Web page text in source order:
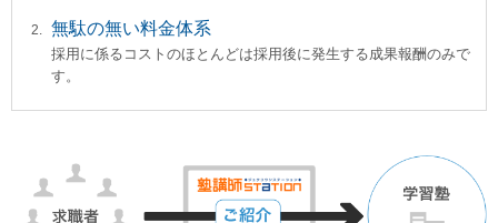
無駄の無い料金体系
採用に係るコストのほとんどは採用後に発生する成果報酬のみで
す。